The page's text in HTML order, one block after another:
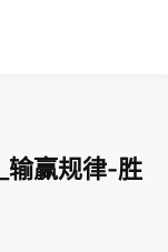
输赢规律-胜